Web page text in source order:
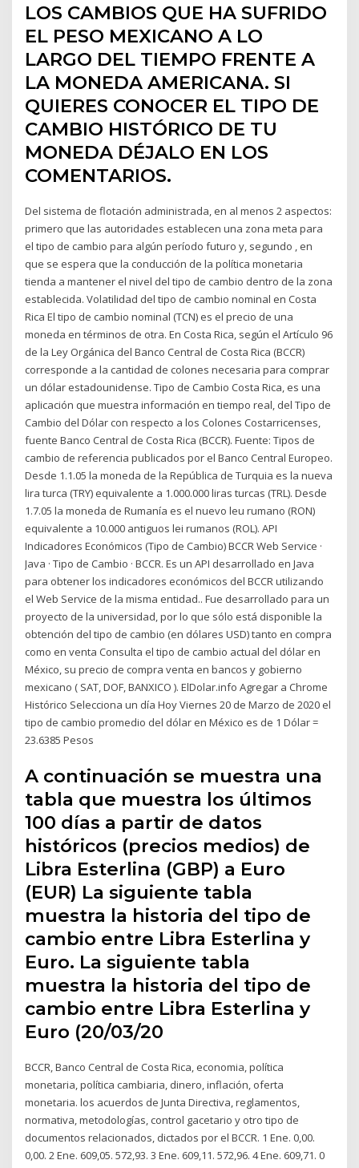
LOS CAMBIOS QUE HA SUFRIDO
EL PESO MEXICANO A LO
LARGO DEL TIEMPO FRENTE A
LA MONEDA AMERICANA. SI
QUIERES CONOCER EL TIPO DE
CAMBIO HISTÓRICO DE TU
MONEDA DÉJALO EN LOS
COMENTARIOS.
Del sistema de flotación administrada, en al menos 2 aspectos:
primero que las autoridades establecen una zona meta para
el tipo de cambio para algún período futuro y, segundo , en
que se espera que la conducción de la política monetaria
tienda a mantener el nivel del tipo de cambio dentro de la zona
establecida. Volatilidad del tipo de cambio nominal en Costa
Rica El tipo de cambio nominal (TCN) es el precio de una
moneda en términos de otra. En Costa Rica, según el Artículo 96
de la Ley Orgánica del Banco Central de Costa Rica (BCCR)
corresponde a la cantidad de colones necesaria para comprar
un dólar estadounidense. Tipo de Cambio Costa Rica, es una
aplicación que muestra información en tiempo real, del Tipo de
Cambio del Dólar con respecto a los Colones Costarricenses,
fuente Banco Central de Costa Rica (BCCR). Fuente: Tipos de
cambio de referencia publicados por el Banco Central Europeo.
Desde 1.1.05 la moneda de la República de Turquia es la nueva
lira turca (TRY) equivalente a 1.000.000 liras turcas (TRL). Desde
1.7.05 la moneda de Rumanía es el nuevo leu rumano (RON)
equivalente a 10.000 antiguos lei rumanos (ROL). API
Indicadores Económicos (Tipo de Cambio) BCCR Web Service ·
Java · Tipo de Cambio · BCCR. Es un API desarrollado en Java
para obtener los indicadores económicos del BCCR utilizando
el Web Service de la misma entidad.. Fue desarrollado para un
proyecto de la universidad, por lo que sólo está disponible la
obtención del tipo de cambio (en dólares USD) tanto en compra
como en venta Consulta el tipo de cambio actual del dólar en
México, su precio de compra venta en bancos y gobierno
mexicano ( SAT, DOF, BANXICO ). ElDolar.info Agregar a Chrome
Histórico Selecciona un día Hoy Viernes 20 de Marzo de 2020 el
tipo de cambio promedio del dólar en México es de 1 Dólar =
23.6385 Pesos
A continuación se muestra una
tabla que muestra los últimos
100 días a partir de datos
históricos (precios medios) de
Libra Esterlina (GBP) a Euro
(EUR) La siguiente tabla
muestra la historia del tipo de
cambio entre Libra Esterlina y
Euro. La siguiente tabla
muestra la historia del tipo de
cambio entre Libra Esterlina y
Euro (20/03/20
BCCR, Banco Central de Costa Rica, economia, política
monetaria, política cambiaria, dinero, inflación, oferta
monetaria. los acuerdos de Junta Directiva, reglamentos,
normativa, metodologías, control gacetario y otro tipo de
documentos relacionados, dictados por el BCCR. 1 Ene. 0,00.
0,00. 2 Ene. 609,05. 572,93. 3 Ene. 609,11. 572,96. 4 Ene. 609,71. 0